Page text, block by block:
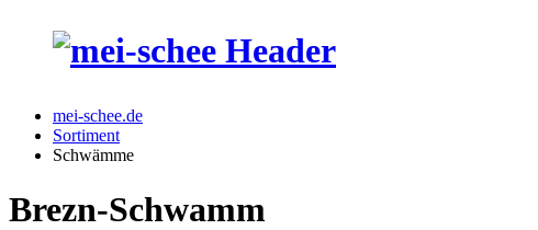
mei-schee.de
Sortiment
Schwämme
Brezn-Schwamm